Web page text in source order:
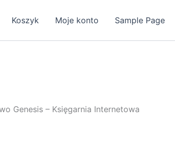
Koszyk Moje konto Sample Page
Genesis – Księgarnia Internetowa